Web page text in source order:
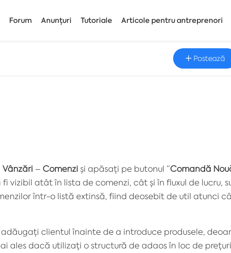
Forum Anunțuri Tutoriale Articole pentru antreprenori
Postează
Vânzări – Comenzi și apăsați pe butonul ”Comandă
vizibil atât în lista de comenzi, cât și în fluxul de lucru,
într-o listă extinsă, fiind deosebit de util atunci
adăugați clientul înainte de a introduce produsele,
ales dacă utilizați o structură de adaos în loc de